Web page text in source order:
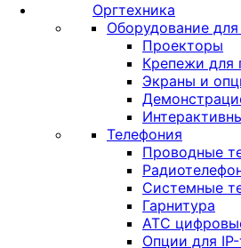
Оргтехника
Оборудование
Проекторы
Крепежи для
Экраны и
Телефония
Проводные
Системные
Гарнитура
АТС
Опции для